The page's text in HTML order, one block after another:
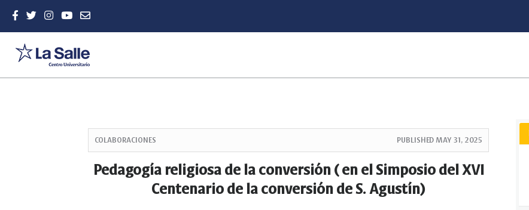
COLABORACIONES PUBLISHED MAY 31, 2025
Pedagogía religiosa de la conversión ( en el Simposio del XVI
Centenario de la conversión de S. Agustín)